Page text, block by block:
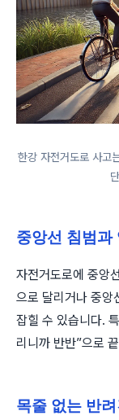
한강 자전거도로 사고
중앙선 침범과
자전거도로에 중앙
으로 달리거나 중앙
잡힐 수 있습니다.
리니까 반반”으로
목줄 없는 반